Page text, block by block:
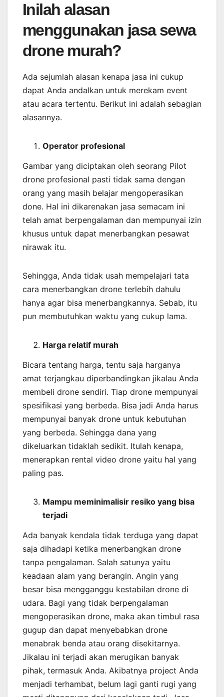
Inilah alasan
menggunakan jasa sewa
drone murah?
Ada sejumlah alasan kenapa jasa ini cukup
dapat Anda andalkan untuk merekam event
atau acara tertentu. Berikut ini adalah sebagian
alasannya.
Operator profesional
Gambar yang diciptakan oleh seorang Pilot
drone profesional pasti tidak sama dengan
orang yang masih belajar mengoperasikan
done. Hal ini dikarenakan jasa semacam ini
telah amat berpengalaman dan mempunyai izin
khusus untuk dapat menerbangkan pesawat
nirawak itu.
Sehingga, Anda tidak usah mempelajari tata
cara menerbangkan drone terlebih dahulu
hanya agar bisa menerbangkannya. Sebab, itu
pun membutuhkan waktu yang cukup lama.
Harga relatif murah
Bicara tentang harga, tentu saja harganya
amat terjangkau diperbandingkan jikalau Anda
membeli drone sendiri. Tiap drone mempunyai
spesifikasi yang berbeda. Bisa jadi Anda harus
mempunyai banyak drone untuk kebutuhan
yang berbeda. Sehingga dana yang
dikeluarkan tidaklah sedikit. Itulah kenapa,
menerapkan rental video drone yaitu hal yang
paling pas.
Mampu meminimalisir resiko yang bisa
terjadi
Ada banyak kendala tidak terduga yang dapat
saja dihadapi ketika menerbangkan drone
tanpa pengalaman. Salah satunya yaitu
keadaan alam yang berangin. Angin yang
besar bisa mengganggu kestabilan drone di
udara. Bagi yang tidak berpengalaman
mengoperasikan drone, maka akan timbul rasa
gugup dan dapat menyebabkan drone
menabrak benda atau orang disekitarnya.
Jikalau ini terjadi akan merugikan banyak
pihak, termasuk Anda. Akibatnya project Anda
menjadi terhambat, belum lagi ganti rugi yang